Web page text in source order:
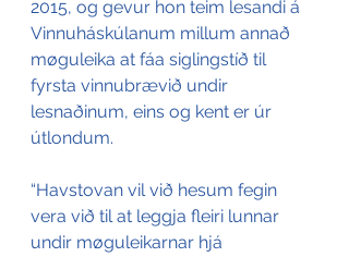
2015, og gevur hon teim lesandi á
Vinnuháskúlanum millum annað
møguleika at fáa siglingstíð til
fyrsta vinnubrævið undir
lesnaðinum, eins og kent er úr
útlondum.
“Havstovan vil við hesum fegin
vera við til at leggja fleiri lunnar
undir møguleikarnar hjá